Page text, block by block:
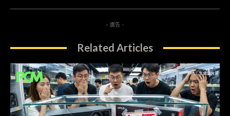
- 廣告 -
Related Articles